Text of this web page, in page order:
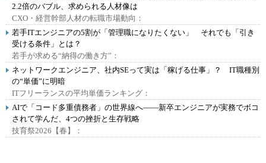
2.2倍のバブル、求められる人材像は
CXO・経営幹部人材の転職市場動向：
若手ITエンジニアの5割が「管理職になりたくない」 それでも「引き
受ける条件」とは？
若手が求める“納得の働き方”：
ネットワークエンジニア、社内SEって実は「稼げる仕事」？ IT職種別
の“単価”に明暗
ITフリーランスの平均単価ランキング：
AIで「コード多重債務者」の世界線へ――新卒エンジニアが実務でボコ
されて学んだ、4つの挫折と生存戦略
技育祭2026【春】：